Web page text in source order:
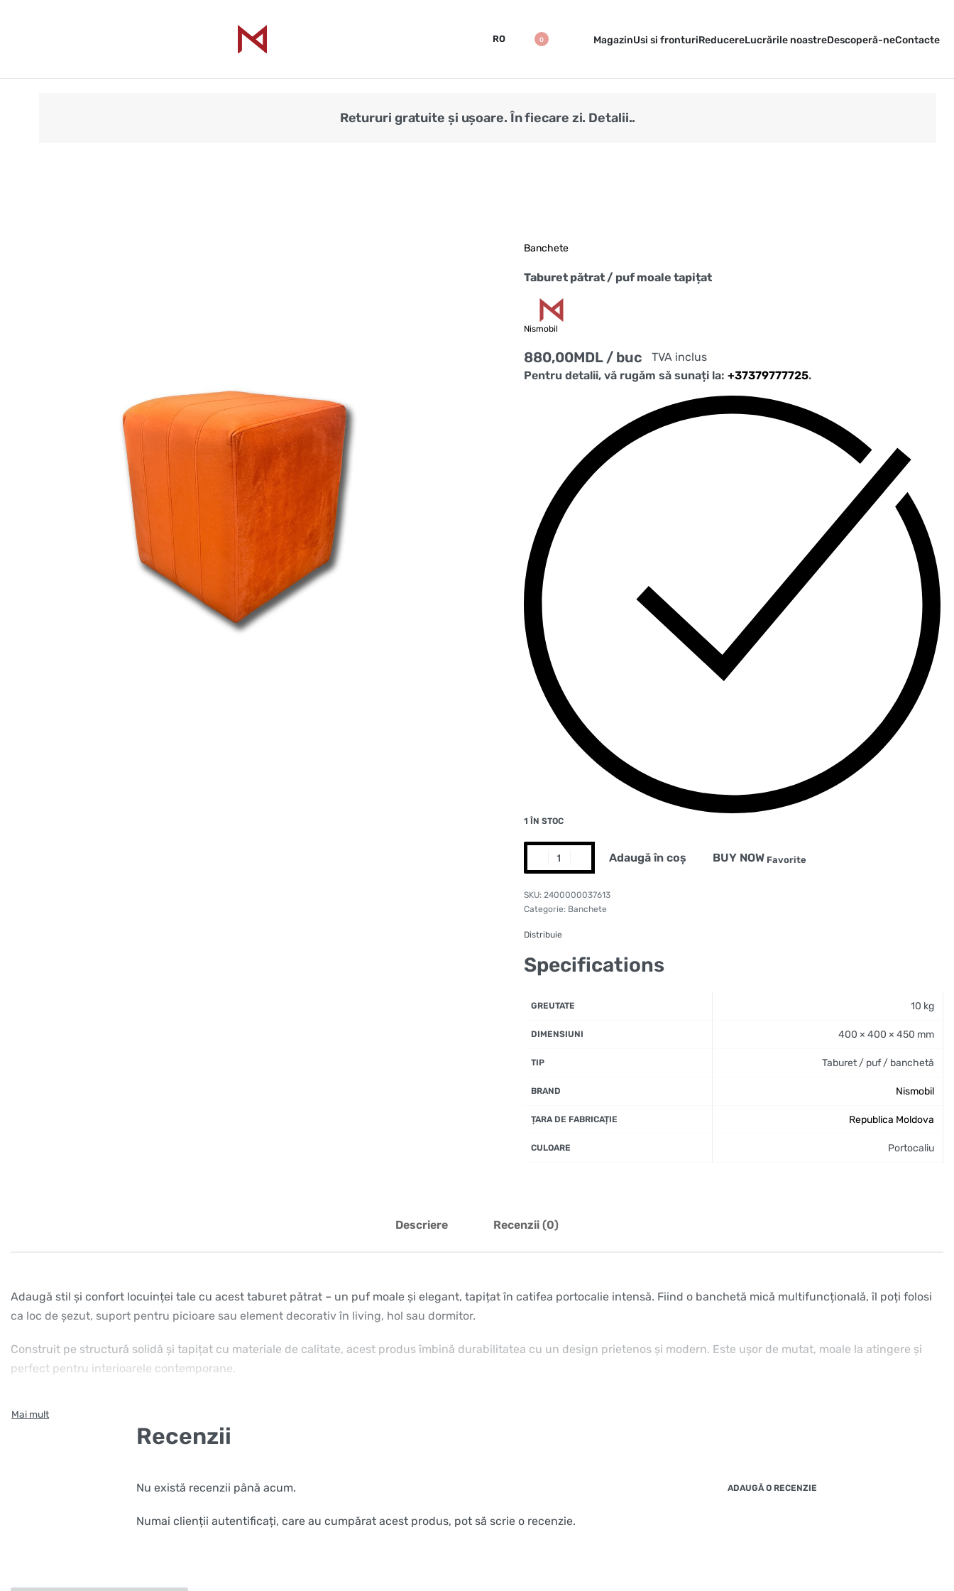
RO 0 MagazinUsi si fronturiReducereLucrările noastreDescoperă-neContacte
Retururi gratuite și ușoare. În fiecare zi. Detalii..
Banchete
Taburet pătrat / puf moale tapițat
Nismobil
880,00MDL/ buc
TVA inclus
Pentru detalii, vă rugăm să sunați la: +37379777725.
1 ÎN STOC
Adaugă în coș BUY NOW Favorite
2400000037613
Categorie: Banchete
Distribuie
Specifications
GREUTATE 10 kg
DIMENSIUNI 400 × 400 × 450 mm
TIP Taburet / puf / banchetă
BRAND Nismobil
ȚARA DE FABRICAȚIE Republica Moldova
CULOARE Portocaliu
Descriere Recenzii (0)
Adaugă stil și confort locuinței tale cu acest taburet pătrat – un puf moale și elegant, tapițat în catifea portocalie intensă. Fiind o banchetă mică multifuncțională, îl poți folosi
ca loc de șezut, suport pentru picioare sau element decorativ în living, hol sau dormitor.
Construit pe structură solidă și tapițat cu materiale de calitate, acest produs îmbină durabilitatea cu un design prietenos și modern. Este ușor de mutat, moale la atingere și
perfect pentru interioarele contemporane.
Recenzii
Nu există recenzii până acum. ADAUGĂ O RECENZIE
Numai clienții autentificați, care au cumpărat acest produs, pot să scrie o recenzie.